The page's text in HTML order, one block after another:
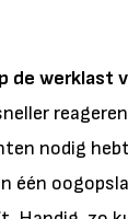
de werklast
nodig
één